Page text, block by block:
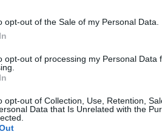
opt-out of the Sale of my Personal Data.
opt-out of processing my Personal Data
opt-out of Collection, Use, Retention,
Data that Is Unrelated with the
Jeremy James
Szereposztás:
Dóra
Alexandra
Zsófia